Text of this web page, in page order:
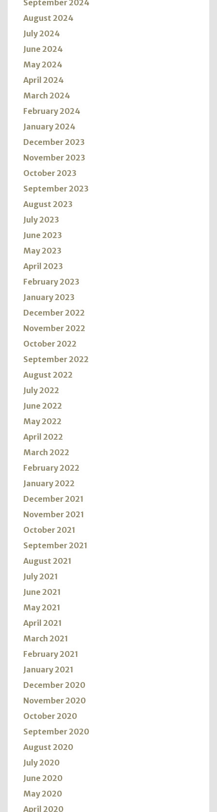
September 2024
August 2024
July 2024
June 2024
May 2024
April 2024
March 2024
February 2024
January 2024
December 2023
November 2023
October 2023
September 2023
August 2023
July 2023
June 2023
May 2023
April 2023
February 2023
January 2023
December 2022
November 2022
October 2022
September 2022
August 2022
July 2022
June 2022
May 2022
April 2022
March 2022
February 2022
January 2022
December 2021
November 2021
October 2021
September 2021
August 2021
July 2021
June 2021
May 2021
April 2021
March 2021
February 2021
January 2021
December 2020
November 2020
October 2020
September 2020
August 2020
July 2020
June 2020
May 2020
April 2020